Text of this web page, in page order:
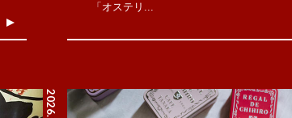
「オステリ...